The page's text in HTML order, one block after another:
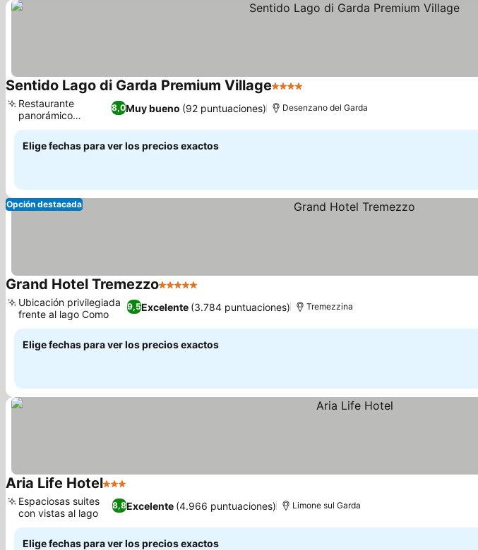
Sentido Lago di Garda Premium Village4 Estrellas
8,0Muy bueno (92 puntuaciones)
Restaurante
panorámico
Dolcevita
Desenzano del Garda
Elige fechas para ver los precios exactos
Opción destacada
Grand Hotel Tremezzo5 Estrellas
9,5Excelente (3.784 puntuaciones)
Ubicación privilegiada
frente al lago Como
Tremezzina
Elige fechas para ver los precios exactos
Aria Life Hotel3 Estrellas
8,8Excelente (4.966 puntuaciones)
Espaciosas suites
con vistas al lago
Limone sul Garda
Elige fechas para ver los precios exactos